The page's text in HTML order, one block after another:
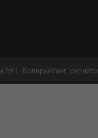
№1. Копирайтинг,